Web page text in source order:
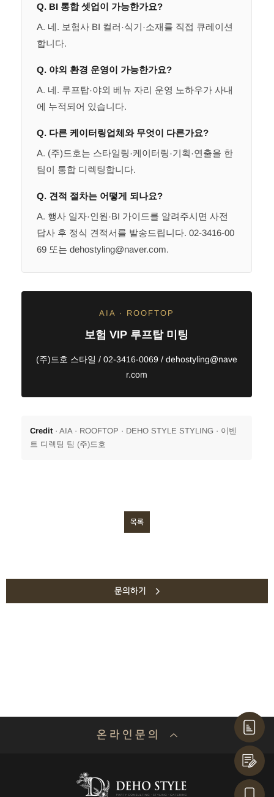
Q. BI 통합 셋업이 가능한가요?
A. 네. 보험사 BI 컬러·식기·소재를 직접 큐레이션
합니다.
Q. 야외 환경 운영이 가능한가요?
A. 네. 루프탑·야외 베뉴 자리 운영 노하우가 사내
에 누적되어 있습니다.
Q. 다른 케이터링업체와 무엇이 다른가요?
A. (주)드호는 스타일링·케이터링·기획·연출을 한
팀이 통합 디렉팅합니다.
Q. 견적 절차는 어떻게 되나요?
A. 행사 일자·인원·BI 가이드를 알려주시면 사전
답사 후 정식 견적서를 발송드립니다. 02-3416-00
69 또는 dehostyling@naver.com.
AIA · ROOFTOP
보험 VIP 루프탑 미팅
(주)드호 스타일 / 02-3416-0069 / dehostyling@nave
r.com
Credit · AIA · ROOFTOP · DEHO STYLE STYLING · 이벤
트 디렉팅 팀 (주)드호
목록
문의하기
온 라 인 문 의